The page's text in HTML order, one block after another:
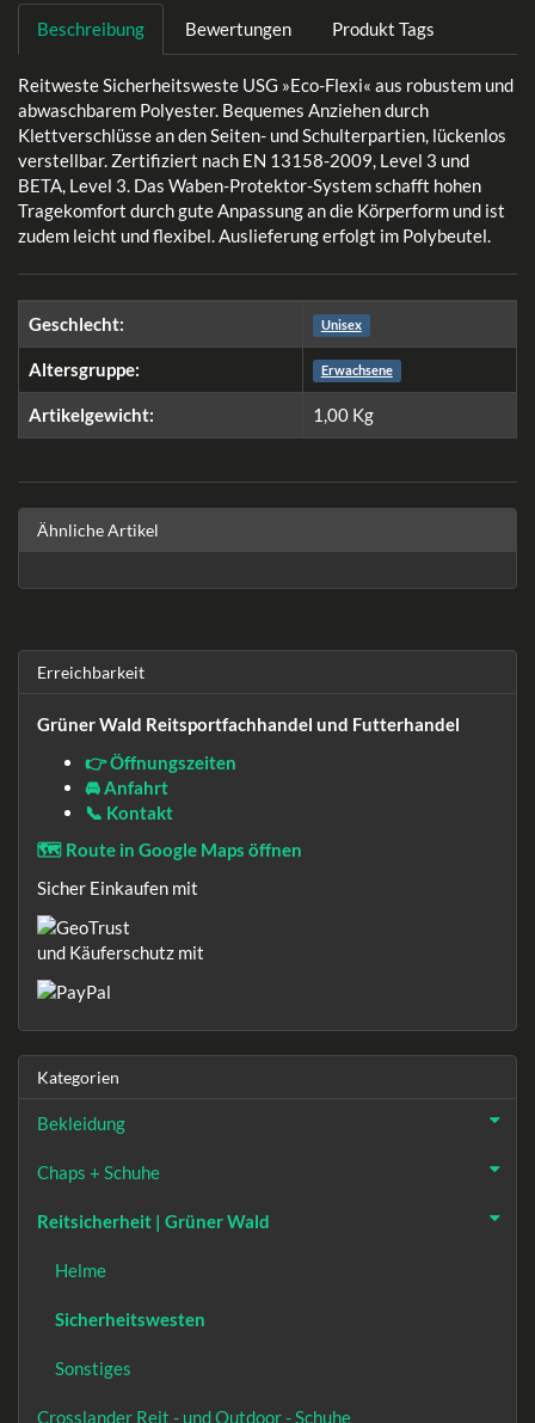
Beschreibung Bewertungen Produkt Tags
Reitweste Sicherheitsweste USG »Eco-Flexi« aus robustem und
abwaschbarem Polyester. Bequemes Anziehen durch
Klettverschlüsse an den Seiten- und Schulterpartien, lückenlos
verstellbar. Zertifiziert nach EN 13158-2009, Level 3 und
BETA, Level 3. Das Waben-Protektor-System schafft hohen
Tragekomfort durch gute Anpassung an die Körperform und ist
zudem leicht und flexibel. Auslieferung erfolgt im Polybeutel.
Geschlecht: Unisex
Altersgruppe: Erwachsene
Artikelgewicht: 1,00 Kg
Ähnliche Artikel
Erreichbarkeit
Grüner Wald Reitsportfachhandel und Futterhandel
👉 Öffnungszeiten
🚘 Anfahrt
📞 Kontakt
🗺️ Route in Google Maps öffnen
Sicher Einkaufen mit
und Käuferschutz mit
Kategorien
Bekleidung
Chaps + Schuhe
Reitsicherheit | Grüner Wald
Helme
Sicherheitswesten
Sonstiges
Crosslander Reit - und Outdoor - Schuhe